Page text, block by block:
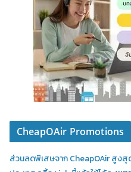
CheapOAir Promotions
ส่วนลดพิเสษจาก CheapOAir สูงสุ